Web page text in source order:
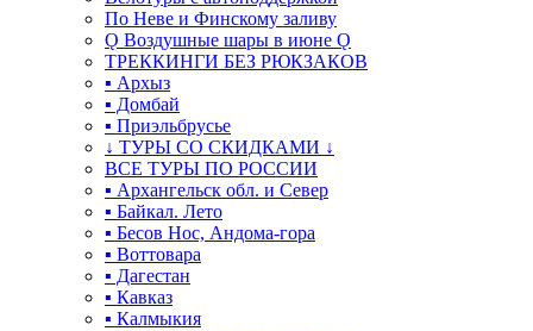
По Неве и Финскому заливу
Ǫ Воздушные шары в июне Ǫ
ТРЕККИНГИ БЕЗ РЮКЗАКОВ
▪ Архыз
▪ Домбай
▪ Приэльбрусье
↓ ТУРЫ СО СКИДКАМИ ↓
ВСЕ ТУРЫ ПО РОССИИ
▪ Архангельск обл. и Север
▪ Байкал. Лето
▪ Бесов Нос, Андома-гора
▪ Воттовара
▪ Дагестан
▪ Кавказ
▪ Калмыкия